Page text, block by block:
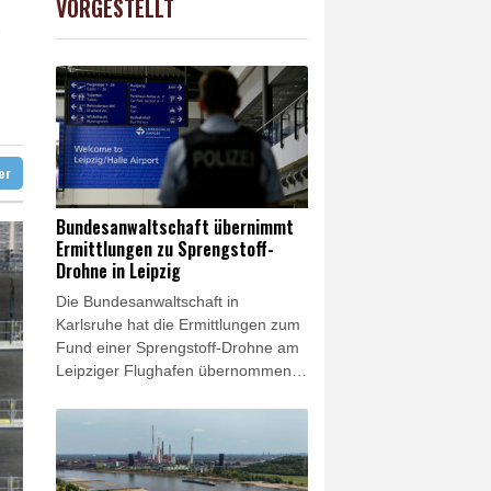
Vergeltung an
Vergeltung an
0.07%
VORGESTELLT
Bundesanwaltschaft übernimmt
Ermittlungen zu Sprengstoff-
Drohne in Leipzig
Die Bundesanwaltschaft in
Karlsruhe hat die Ermittlungen zum
Fund einer Sprengstoff-Drohne am
Leipziger Flughafen übernommen.
versuchten Herbeiführens einer
Sprengstoffexplosion und des
gefährlichen Eingriffs in den
Luftverkehr, erklärte die